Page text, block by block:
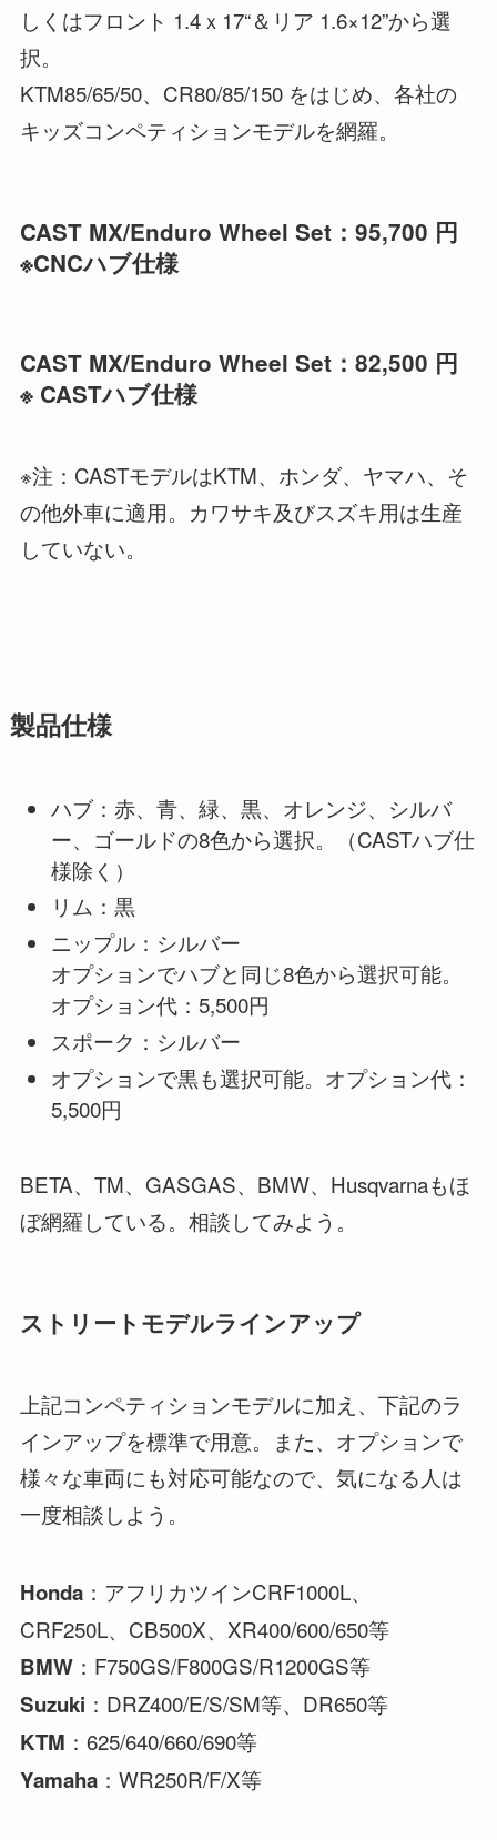
しくはフロント 1.4ｘ17“＆リア 1.6×12”から選
択。
KTM85/65/50、CR80/85/150 をはじめ、各社の
キッズコンペティションモデルを網羅。
CAST MX/Enduro Wheel Set：95,700 円
※CNCハブ仕様
CAST MX/Enduro Wheel Set：82,500 円
※ CASTハブ仕様
※注：CASTモデルはKTM、ホンダ、ヤマハ、そ
の他外車に適用。カワサキ及びスズキ用は生産
していない。
製品仕様
ハブ：赤、青、緑、黒、オレンジ、シルバ
ー、ゴールドの8色から選択。（CASTハブ仕
様除く）
リム：黒
ニップル：シルバー
オプションでハブと同じ8色から選択可能。
オプション代：5,500円
スポーク：シルバー
オプションで黒も選択可能。オプション代：
5,500円
BETA、TM、GASGAS、BMW、Husqvarnaもほ
ぼ網羅している。相談してみよう。
ストリートモデルラインアップ
上記コンペティションモデルに加え、下記のラ
インアップを標準で用意。また、オプションで
様々な車両にも対応可能なので、気になる人は
一度相談しよう。
Honda：アフリカツインCRF1000L、
CRF250L、CB500X、XR400/600/650等
BMW：F750GS/F800GS/R1200GS等
Suzuki ：DRZ400/E/S/SM等、DR650等
KTM ：625/640/660/690等
Yamaha：WR250R/F/X等